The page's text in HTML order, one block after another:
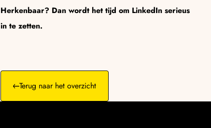
Herkenbaar? Dan wordt het tijd om LinkedIn serieus
in te zetten.
Terug naar het overzicht